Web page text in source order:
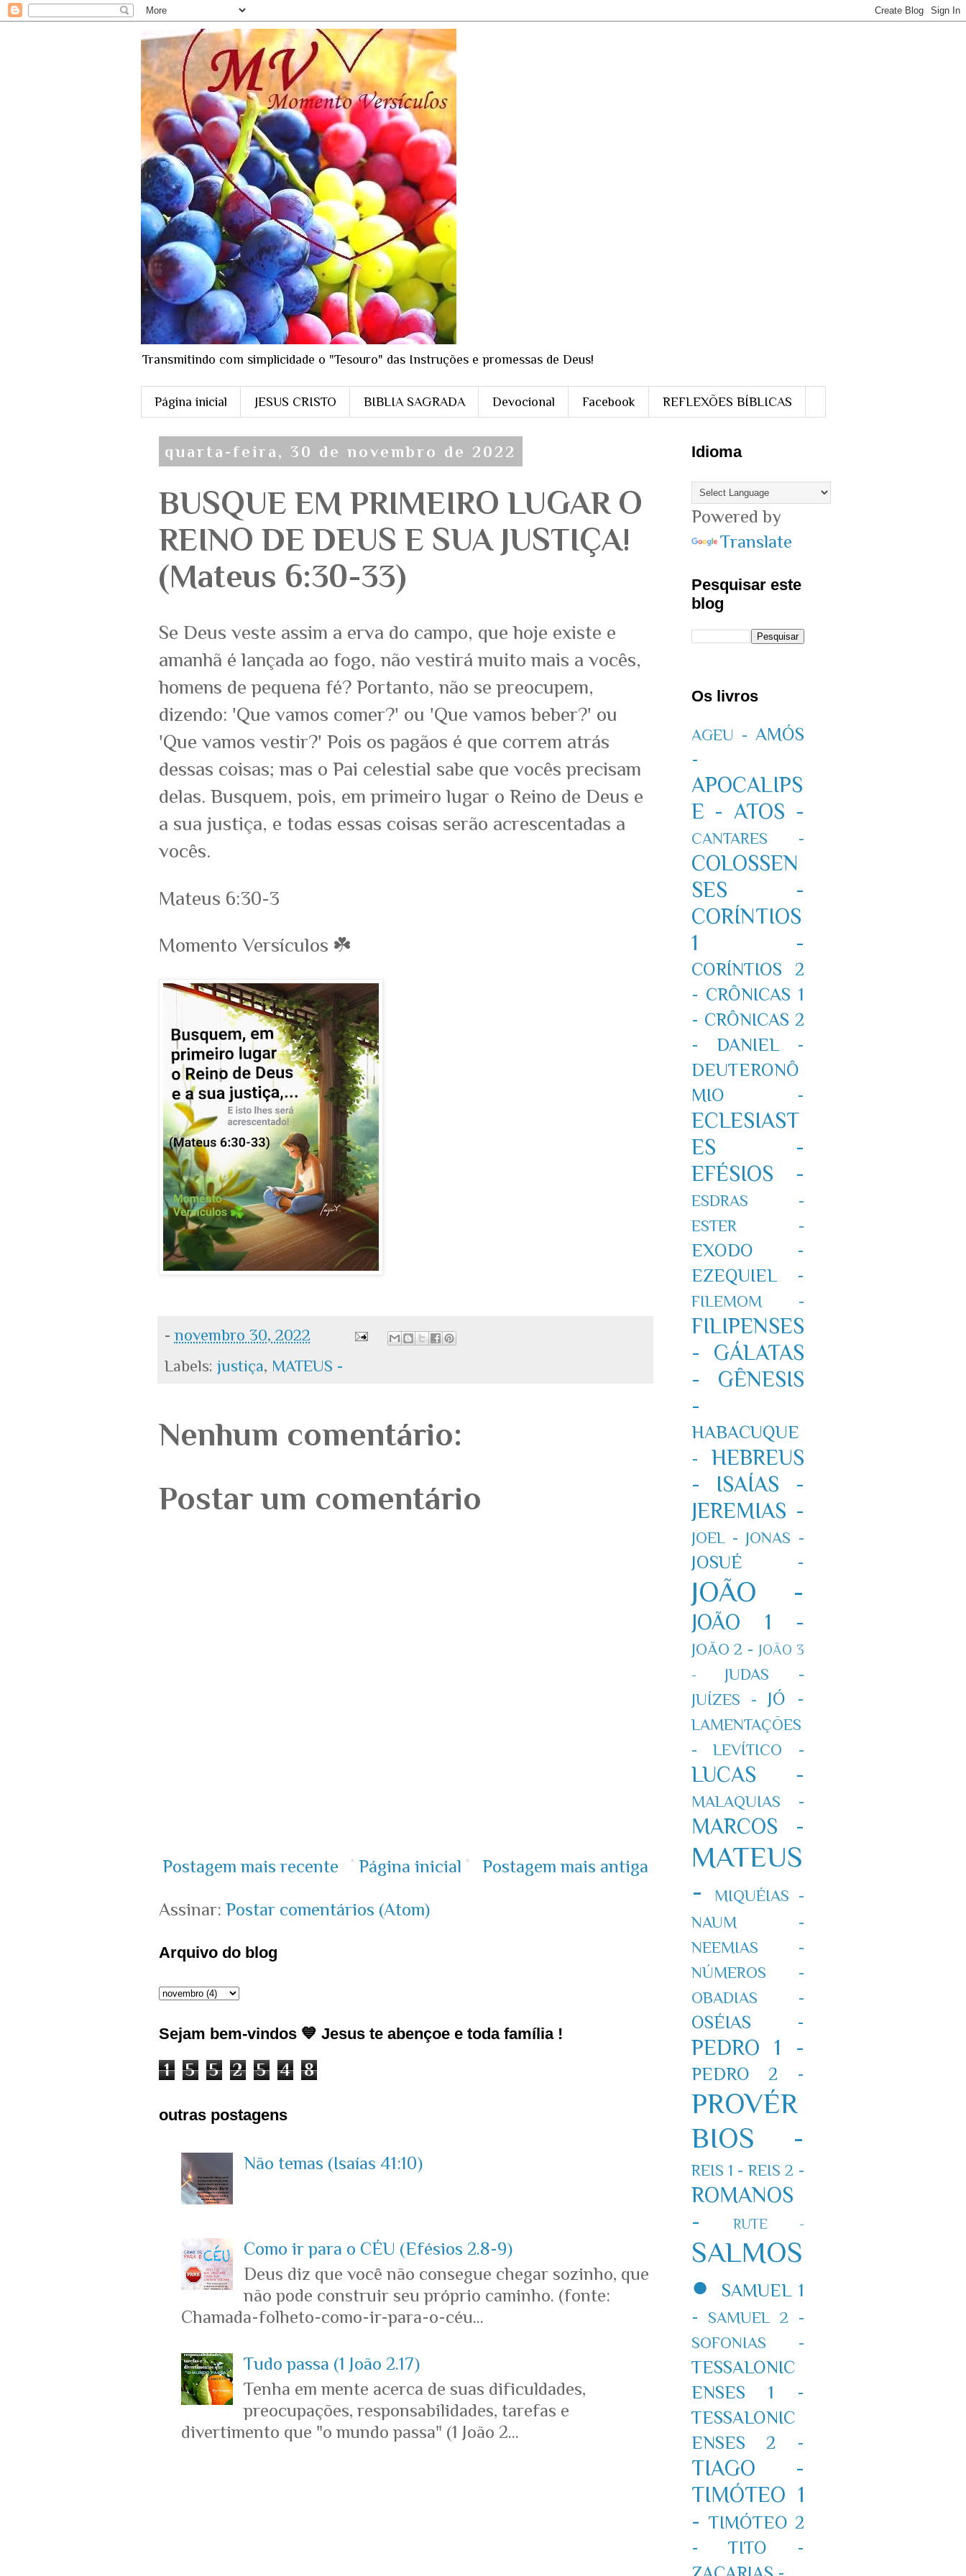
Transmitindo com simplicidade o "Tesouro" das Instruções e promessas de Deus!
Página inicial JESUS CRISTO BIBLIA SAGRADA Devocional Facebook REFLEXÕES BÍBLICAS
quarta-feira, 30 de novembro de 2022
BUSQUE EM PRIMEIRO LUGAR O
REINO DE DEUS E SUA JUSTIÇA!
(Mateus 6:30-33)
Se Deus veste assim a erva do campo, que hoje existe e
amanhã é lançada ao fogo, não vestirá muito mais a vocês,
homens de pequena fé? Portanto, não se preocupem,
dizendo: 'Que vamos comer?' ou 'Que vamos beber?' ou
'Que vamos vestir?' Pois os pagãos é que correm atrás
dessas coisas; mas o Pai celestial sabe que vocês precisam
delas. Busquem, pois, em primeiro lugar o Reino de Deus e
a sua justiça, e todas essas coisas serão acrescentadas a
vocês.
Mateus 6:30-3
Momento Versículos ☘️
- novembro 30, 2022
Labels: justiça, MATEUS -
Nenhum comentário:
Postar um comentário
Postagem mais recente Postagem mais antiga
Página inicial
Assinar: Postar comentários (Atom)
Arquivo do blog
Sejam bem-vindos 💙 Jesus te abençoe e toda família !
1 5 5 2 5 4 8
outras postagens
Não temas (Isaías 41:10)
Como ir para o CÉU (Efésios 2.8-9)
Deus diz que você não consegue chegar sozinho, que
não pode construir seu próprio caminho. (fonte:
Chamada-folheto-como-ir-para-o-céu...
Tudo passa (1 João 2.17)
Tenha em mente acerca de suas dificuldades,
preocupações, responsabilidades, tarefas e
divertimento que "o mundo passa" (1 João 2...
Idioma
Powered by
Translate
Pesquisar este
blog
Os livros
AGEU - AMÓS
-
APOCALIPS
E - ATOS -
CANTARES -
COLOSSEN
SES -
CORÍNTIOS
1 -
CORÍNTIOS 2
- CRÔNICAS 1
- CRÔNICAS 2
-
DANIEL -
DEUTERONÔ
MIO -
ECLESIAST
ES -
EFÉSIOS -
ESDRAS -
ESTER -
EXODO -
EZEQUIEL -
FILEMOM -
FILIPENSES
-
GÁLATAS
-
GÊNESIS
-
HABACUQUE
-
HEBREUS
-
ISAÍAS -
JEREMIAS -
JOEL - JONAS -
JOSUÉ -
JOÃO -
JOÃO 1 -
JOÃO 2 - JOÃO 3
-
JUDAS -
JUÍZES -
JÓ -
LAMENTAÇÕES
-
LEVÍTICO -
LUCAS -
MALAQUIAS -
MARCOS -
MATEUS
-
MIQUÉIAS -
NAUM -
NEEMIAS -
NÚMEROS -
OBADIAS -
OSÉIAS -
PEDRO 1 -
PEDRO 2 -
PROVÉR
BIOS -
REIS 1 - REIS 2 -
ROMANOS
-
RUTE -
SALMOS
●
SAMUEL 1
-
SAMUEL 2 -
SOFONIAS -
TESSALONIC
ENSES 1 -
TESSALONIC
ENSES 2 -
TIAGO -
TIMÓTEO 1
- TIMÓTEO 2
-
TITO -